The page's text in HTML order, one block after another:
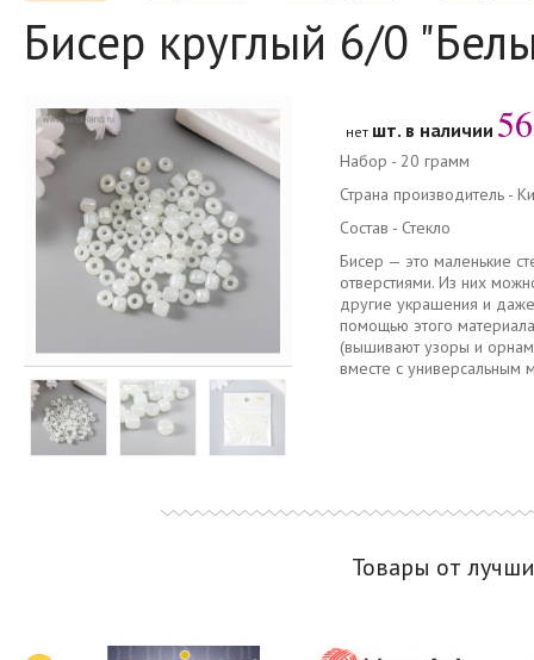
Бисер круглый 6/0
нет шт. в наличии 56
Набор - 20 грамм
Страна производитель -
Состав - Стекло
Бисер — это маленькие
отверстиями. Из них
другие украшения и
помощью этого
(вышивают узоры и
вместе с универсальным
Товары от